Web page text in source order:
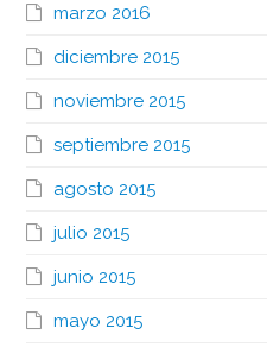
marzo 2016
diciembre 2015
noviembre 2015
septiembre 2015
agosto 2015
julio 2015
junio 2015
mayo 2015